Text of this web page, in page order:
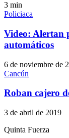
3 min
Policiaca
Video: Alertan
automáticos
6 de noviembre de
Cancún
Roban cajero
3 de abril de 2019
Quinta Fuerza